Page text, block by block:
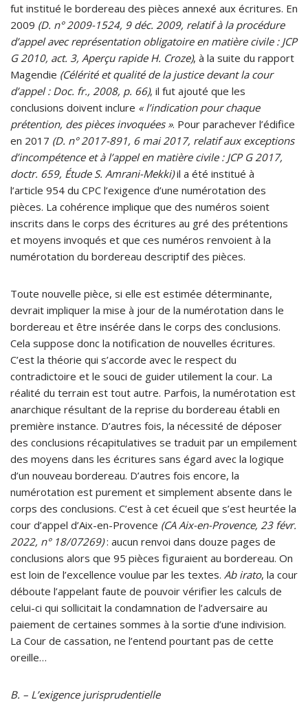
fut institué le bordereau des pièces annexé aux écritures. En
2009 (D. n° 2009-1524, 9 déc. 2009, relatif à la procédure
d’appel avec représentation obligatoire en matière civile : JCP
G 2010, act. 3, Aperçu rapide H. Croze), à la suite du rapport
Magendie (Célérité et qualité de la justice devant la cour
d’appel : Doc. fr., 2008, p. 66), il fut ajouté que les
conclusions doivent inclure « l’indication pour chaque
prétention, des pièces invoquées ». Pour parachever l’édifice
en 2017 (D. n° 2017-891, 6 mai 2017, relatif aux exceptions
d’incompétence et à l’appel en matière civile : JCP G 2017,
doctr. 659, Étude S. Amrani-Mekki)il a été institué à
l’article 954 du CPC l’exigence d’une numérotation des
pièces. La cohérence implique que des numéros soient
inscrits dans le corps des écritures au gré des prétentions
et moyens invoqués et que ces numéros renvoient à la
numérotation du bordereau descriptif des pièces.
Toute nouvelle pièce, si elle est estimée déterminante,
devrait impliquer la mise à jour de la numérotation dans le
bordereau et être insérée dans le corps des conclusions.
Cela suppose donc la notification de nouvelles écritures.
C’est la théorie qui s’accorde avec le respect du
contradictoire et le souci de guider utilement la cour. La
réalité du terrain est tout autre. Parfois, la numérotation est
anarchique résultant de la reprise du bordereau établi en
première instance. D’autres fois, la nécessité de déposer
des conclusions récapitulatives se traduit par un empilement
des moyens dans les écritures sans égard avec la logique
d’un nouveau bordereau. D’autres fois encore, la
numérotation est purement et simplement absente dans le
corps des conclusions. C’est à cet écueil que s’est heurtée la
cour d’appel d’Aix-en-Provence (CA Aix-en-Provence, 23 févr.
2022, n° 18/07269): aucun renvoi dans douze pages de
conclusions alors que 95 pièces figuraient au bordereau. On
est loin de l’excellence voulue par les textes. Ab irato, la cour
déboute l’appelant faute de pouvoir vérifier les calculs de
celui-ci qui sollicitait la condamnation de l’adversaire au
paiement de certaines sommes à la sortie d’une indivision.
La Cour de cassation, ne l’entend pourtant pas de cette
oreille…
B. – L’exigence jurisprudentielle